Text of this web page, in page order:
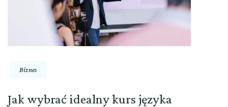
Biznes
Jak wybrać idealny kurs języka